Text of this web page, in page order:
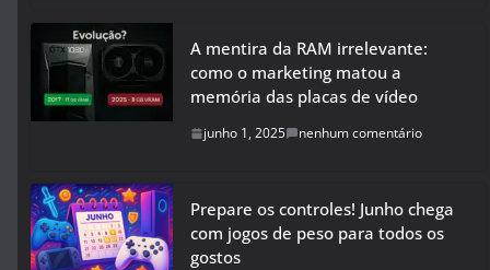
A mentira da RAM irrelevante:
como o marketing matou a
memória das placas de vídeo
junho 1, 2025 nenhum comentário
Prepare os controles! Junho chega
com jogos de peso para todos os
gostos